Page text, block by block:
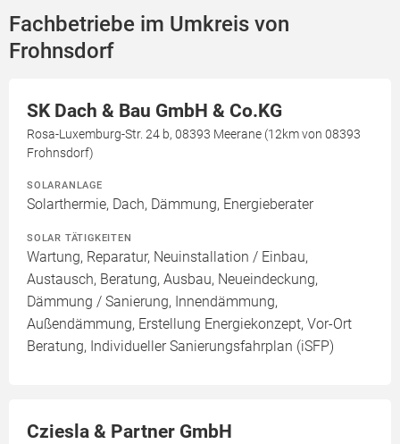
Fachbetriebe im Umkreis von
Frohnsdorf
SK Dach & Bau GmbH & Co.KG
Rosa-Luxemburg-Str. 24 b, 08393 Meerane (12km von 08393
Frohnsdorf)
SOLARANLAGE
Solarthermie, Dach, Dämmung, Energieberater
SOLAR TÄTIGKEITEN
Wartung, Reparatur, Neuinstallation / Einbau,
Austausch, Beratung, Ausbau, Neueindeckung,
Dämmung / Sanierung, Innendämmung,
Außendämmung, Erstellung Energiekonzept, Vor-Ort
Beratung, Individueller Sanierungsfahrplan (iSFP)
Cziesla & Partner GmbH